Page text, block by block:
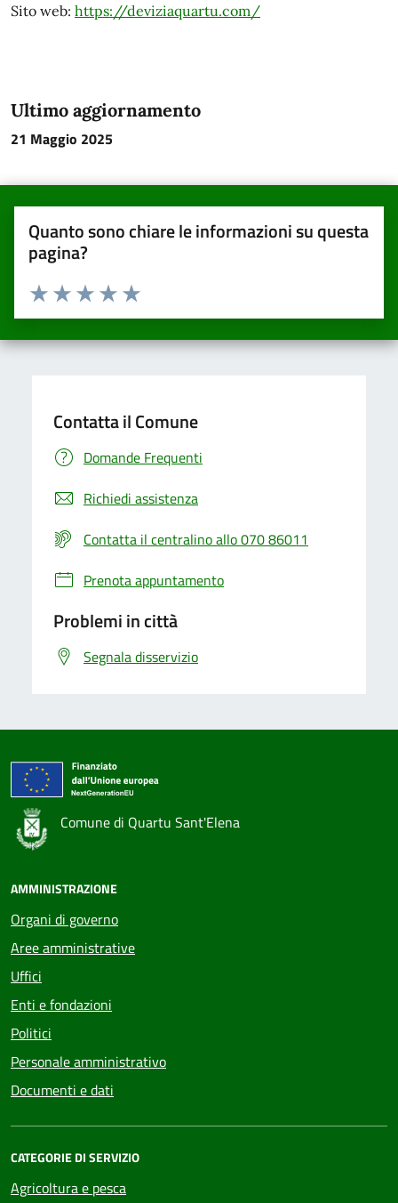
Sito web: https://deviziaquartu.com/
Ultimo aggiornamento
21 Maggio 2025
Quanto sono chiare le informazioni su questa
pagina?
Valuta da 1 a 5 stelle la pagina
Valuta 5 stelle su 5
Valuta 4 stelle su 5
Valuta 3 stelle su 5
Valuta 2 stelle su 5
Valuta una stella su 5
Contatta il Comune
Domande Frequenti
Richiedi assistenza
Contatta il centralino allo 070 86011
Prenota appuntamento
Problemi in città
Segnala disservizio
Comune di Quartu Sant'Elena
AMMINISTRAZIONE
Organi di governo
Aree amministrative
Uffici
Enti e fondazioni
Politici
Personale amministrativo
Documenti e dati
CATEGORIE DI SERVIZIO
Agricoltura e pesca